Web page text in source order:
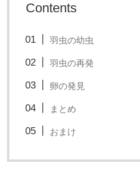
Contents
羽虫の幼虫
羽虫の再発
卵の発見
まとめ
おまけ